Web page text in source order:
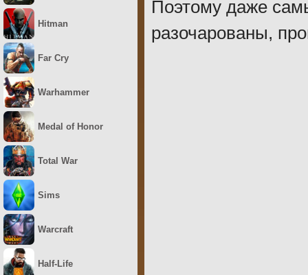
Поэтому даже
разочарованы,
Hitman
Far Cry
Warhammer
Medal of Honor
Total War
Sims
Warcraft
Half-Life